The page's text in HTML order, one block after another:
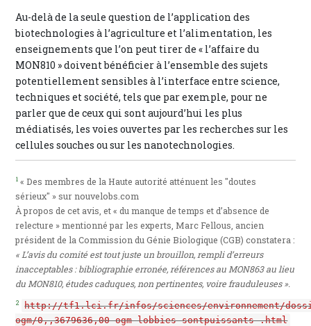
Au-delà de la seule question de l’application des
biotechnologies à l’agriculture et l’alimentation, les
enseignements que l’on peut tirer de « l’affaire du
MON810 » doivent bénéficier à l’ensemble des sujets
potentiellement sensibles à l’interface entre science,
techniques et société, tels que par exemple, pour ne
parler que de ceux qui sont aujourd’hui les plus
médiatisés, les voies ouvertes par les recherches sur les
cellules souches ou sur les nanotechnologies.
1 « Des membres de la Haute autorité atténuent les "doutes
sérieux" » sur nouvelobs.com
À propos de cet avis, et « du manque de temps et d’absence de
relecture » mentionné par les experts, Marc Fellous, ancien
président de la Commission du Génie Biologique (CGB) constatera :
« L’avis du comité est tout juste un brouillon, rempli d’erreurs
inacceptables : bibliographie erronée, références au MON863 au lieu
du MON810, études caduques, non pertinentes, voire frauduleuses ».
2
http://tf1.lci.fr/infos/sciences/environnement/
ogm/0,,3679636,00-ogm-lobbies-sontpuissants-.html